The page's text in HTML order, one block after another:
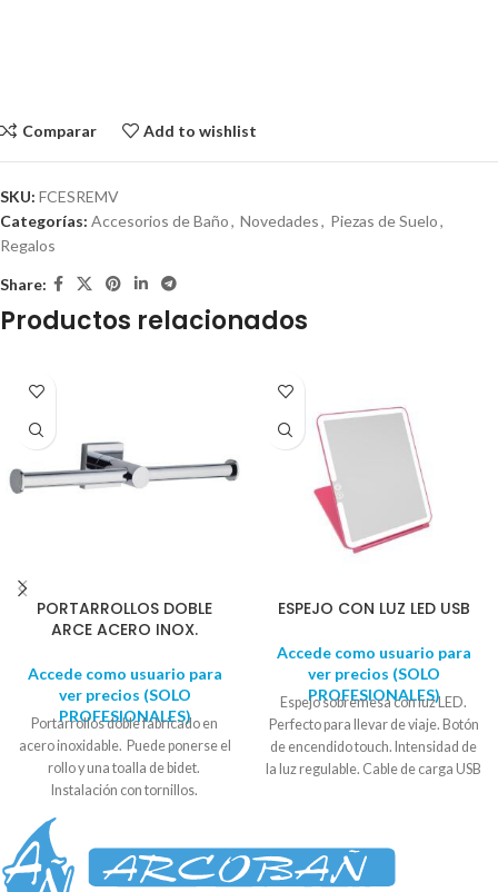
Comparar Add to wishlist
SKU: FCESREMV
Categorías: Accesorios de Baño, Novedades, Piezas de Suelo,
Regalos
Share:
Productos relacionados
PORTARROLLOS DOBLE
ARCE ACERO INOX.
Accede como usuario para
ver precios (SOLO
PROFESIONALES)
Portarrollos doble fabricado en
acero inoxidable. Puede ponerse el
rollo y una toalla de bidet.
Instalación con tornillos.
cuadrado. Se suministra en caja
expositora. Medida embellecedor:
5cm x 5cm Largo: 28,5cm
ESPEJO CON LUZ LED USB
Accede como usuario para
ver precios (SOLO
PROFESIONALES)
Espejo sobremesa con luz LED.
Perfecto para llevar de viaje. Botón
de encendido touch. Intensidad de
la luz regulable. Cable de carga USB
Medidas: *19 cm ancho * 25 cm
alto. * 2,4 cm grosor.